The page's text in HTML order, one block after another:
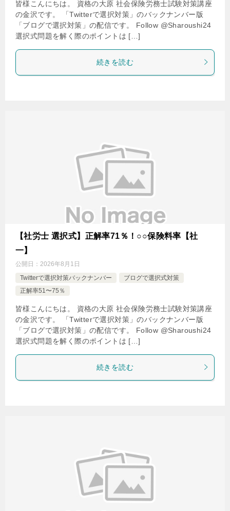
皆様こんにちは。 資格の大原 社会保険労務士試験対策講座
の金沢です。 「Twitterで選択対策」のバックナンバー版
「ブログで選択対策」の配信です。 Follow @Sharoushi24
選択式問題を解く際のポイントは […]
続きを読む
【社労士 選択式】正解率71％！○○保険料率【社
一】
公開日： 2026年8月1日
Twitterで選択対策バックナンバー
ブログで選択式対策
正解率51〜75％
皆様こんにちは。 資格の大原 社会保険労務士試験対策講座
の金沢です。 「Twitterで選択対策」のバックナンバー版
「ブログで選択対策」の配信です。 Follow @Sharoushi24
選択式問題を解く際のポイントは […]
続きを読む